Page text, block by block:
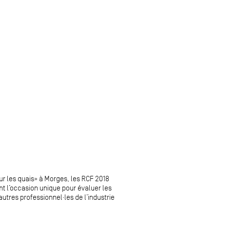
les quais» à Morges, les RCF 2018
l’occasion unique pour évaluer les
professionnel·les de l’industrie